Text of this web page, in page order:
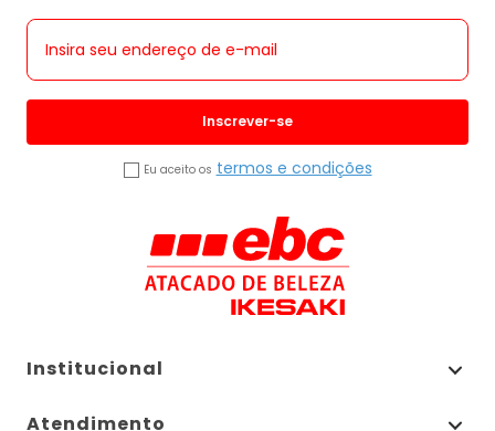
Inscrever-se
Eu aceito os termos e condições
Institucional
Atendimento